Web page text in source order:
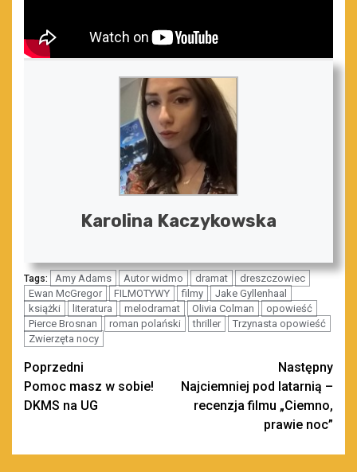
Karolina Kaczykowska
Tags: Amy Adams Autor widmo dramat
dreszczowiec
Ewan McGregor
FILMOTYWY filmy
Jake Gyllenhaal
książki
literatura melodramat Olivia Colman
opowieść
Pierce Brosnan
roman polański thriller
Trzynasta opowieść
Zwierzęta nocy
Zobacz
wpisy
Poprzedni
Pomoc masz w sobie!
DKMS na UG
Następny
Najciemniej pod latarnią –
recenzja filmu „Ciemno,
prawie noc”